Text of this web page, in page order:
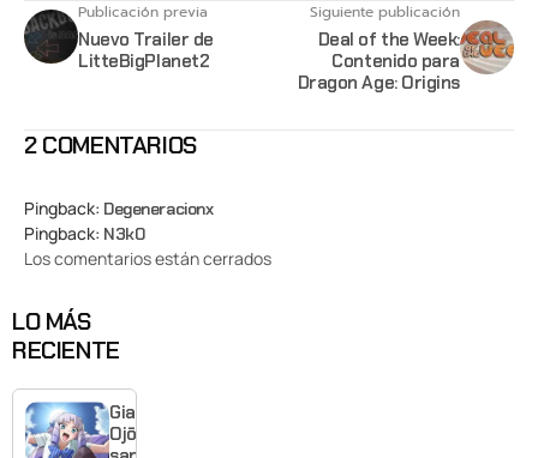
Publicación previa
Nuevo Trailer de
LitteBigPlanet2
Siguiente publicación
Deal of the Week:
Contenido para
Dragon Age: Origins
2 COMENTARIOS
Pingback: Degeneracionx
Pingback: N3k0
Los comentarios están cerrados
LO MÁS
RECIENTE
Giant
Ojō-